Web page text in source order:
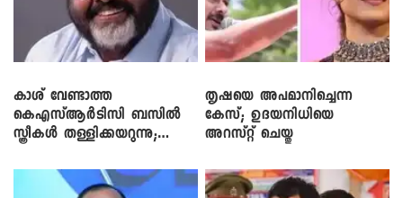
കാശ് വേണ്ടാത്ത
കെഎസ്ആർടിസി ബസിൽ
സ്ത്രീകൾ തള്ളിക്കയറുന്നു;
തൃഷയെ അപമാനിച്ചെന്ന
കേസ്; ഉദയനിധിയെ
അറസ്റ്റ് ചെയ്തു